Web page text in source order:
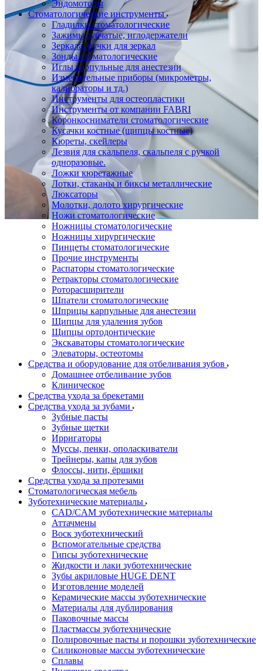
Эндомоторы
Стоматологические инструменты
Гладилки стоматологические
Зажимы зубчатые, иглодержатели
Зеркала, ручки для зеркал
Зонды стоматологические
Иглы карпульные для анестезии
Измерительные приборы (микрометры,
калибраторы и тд.)
Инструменты для остеопластики
Инструменты от компании FABRI
Коронкосниматели стоматологические
Кусачки костные (щипцы костные)
Кюреты, скейлеры
Лезвия для скальпеля, скальпеля с ручкой
одноразовые.
Ложки кюретажные
Лотки, стаканы и биксы металлические
Люксаторы
Молотки, долото хирургические
Ножи стоматологические
Ножницы стоматологические
Ножницы хирургические
Пинцеты стоматологические
Прочие инструменты
Распаторы стоматологические
Ретракторы стоматологические
Роторасширители
Шпатели стоматологические
Шприцы карпульные для анестезии
Щипцы для удаления зубов
Щипцы ортодонтические
Экскаваторы стоматологические
Элеваторы, остеотомы
Средства и оборудование для отбеливания зубов
Домашнее отбеливание зубов
Клиническое
Средства ухода за брекетами
Средства ухода за зубами
Зубные пасты
Зубные щетки
Ирригаторы
Муссы, пенки, ополаскиватели
Трейнеры, капы для зубов
Флоссы, нити, ёршики
Средства ухода за протезами
Стоматологическая мебель
Зуботехнические материалы
CAD/CAM зуботехнические материалы
Аттачмены
Воск зуботехнический
Вспомогательные средства
Гипсы зуботехнические
Жидкости и лаки зуботехнические
Зубы акриловые HUGE DENT
Изготовление моделей
Керамические массы зуботехнические
Материалы для дублирования
Паковочные массы
Пластмассы зуботехнические
Полировочные пасты и порошки зуботехнические
Силиконовые массы зуботехнические
Сплавы